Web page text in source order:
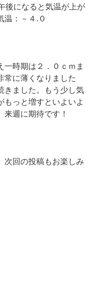
になると気温が上が
：－４.０
一時期は２．０ｃｍま
常に薄くなりました
きました。もう少し気
もっと増すといよいよ
週に期待です！
次回の投稿もお楽しみ